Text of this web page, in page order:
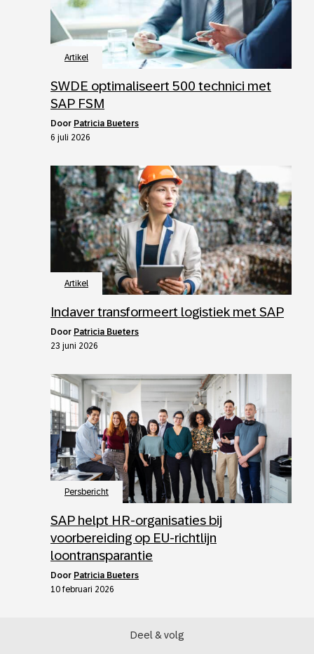
Artikel
SWDE optimaliseert 500 technici met
SAP FSM
door Patricia Bueters
6 juli 2026
Artikel
Indaver transformeert logistiek met SAP
door Patricia Bueters
23 juni 2026
Persbericht
SAP helpt HR-organisaties bij
voorbereiding op EU-richtlijn
loontransparantie
door Patricia Bueters
10 februari 2026
Deel & volg